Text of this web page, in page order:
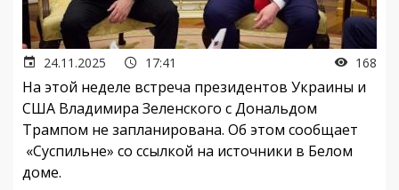
24.11.2025 17:41 168
На этой неделе встреча президентов Украины и
США Владимира Зеленского с Дональдом
Трампом не запланирована. Об этом сообщает
«Суспильне» со ссылкой на источники в Белом
доме.